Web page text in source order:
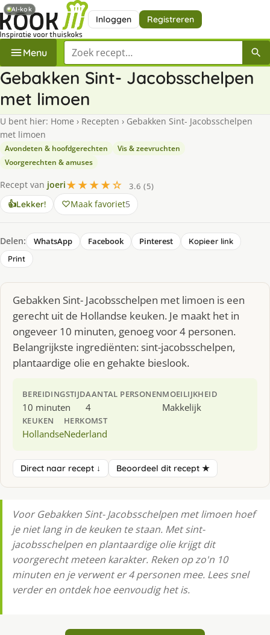
Inloggen Registreren
Menu Zoek een recept
Gebakken Sint- Jacobsschelpen
met limoen
U bent hier: Home › Recepten › Gebakken Sint- Jacobsschelpen
met limoen
Avondeten & hoofdgerechten
Vis & zeevruchten
Voorgerechten & amuses
Recept van joeri★★★★☆
3.6 (5)
👍Lekker! Maak favoriet5
Delen: WhatsApp Facebook Pinterest
Kopieer link
Print
Gebakken Sint- Jacobsschelpen met limoen is een
gerecht uit de Hollandse keuken. Je maakt het in
ongeveer 10 minuten, genoeg voor 4 personen.
Belangrijkste ingrediënten: sint-jacobsschelpen,
plantaardige olie en gehakte bieslook.
BEREIDINGSTIJD
10 minuten
AANTAL PERSONEN
4
MOEILIJKHEID
Makkelijk
KEUKEN
Hollandse
HERKOMST
Nederland
Direct naar recept ↓ Beoordeel dit recept ★
Voor Gebakken Sint- Jacobsschelpen met limoen hoef
je niet lang in de keuken te staan. Met sint-
jacobsschelpen en plantaardige olie krijgt dit
voorgerecht meteen karakter. Reken op zo'n 10
minuten en je verwent er 4 personen mee. Lees snel
verder en ontdek hoe eenvoudig het is.
AI-kok